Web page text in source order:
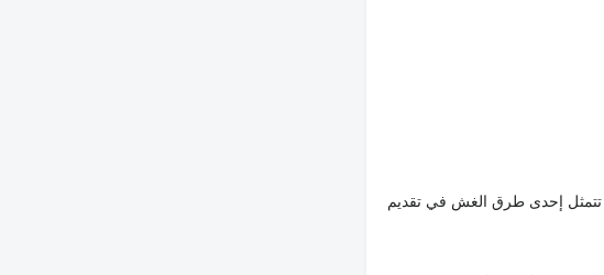
تتمثل إحدى طرق الغش في تقديم